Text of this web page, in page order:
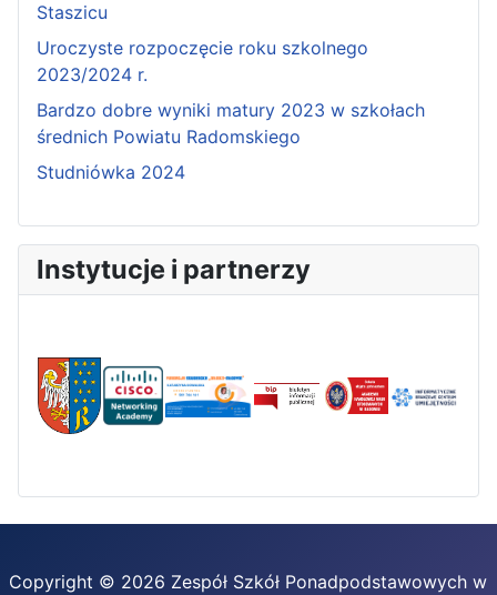
Staszicu
Uroczyste rozpoczęcie roku szkolnego
2023/2024 r.
Bardzo dobre wyniki matury 2023 w szkołach
średnich Powiatu Radomskiego
Studniówka 2024
Instytucje i partnerzy
Copyright © 2026 Zespół Szkół Ponadpodstawowych w